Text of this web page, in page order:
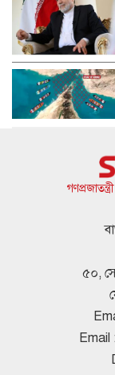
৫০,
Email :